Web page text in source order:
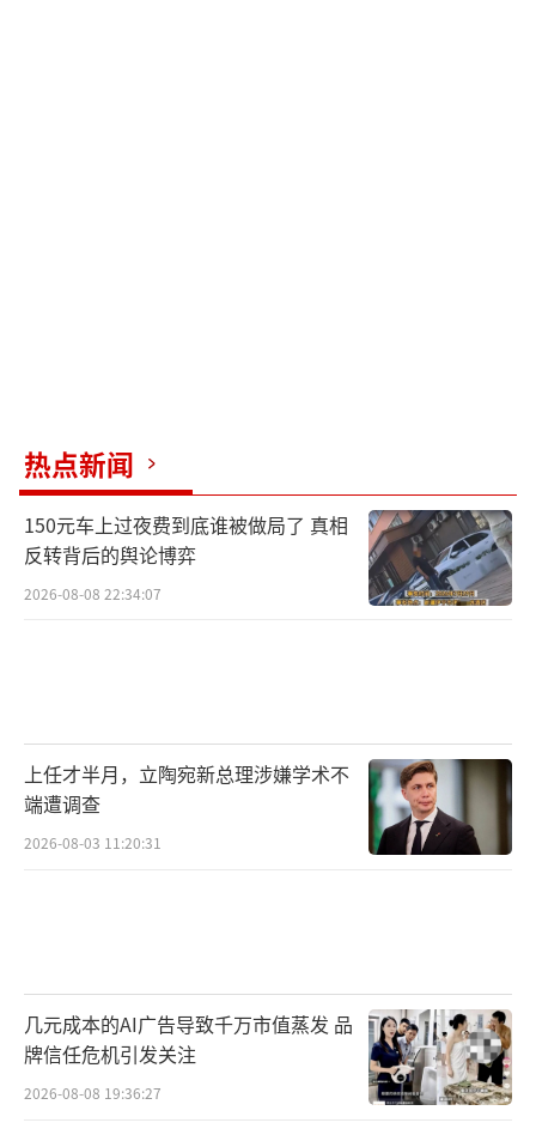
热点新闻
150元车上过夜费到底谁被做局了 真相
反转背后的舆论博弈
2026-08-08 22:34:07
上任才半月，立陶宛新总理涉嫌学术不
端遭调查
2026-08-03 11:20:31
几元成本的AI广告导致千万市值蒸发 品
牌信任危机引发关注
2026-08-08 19:36:27